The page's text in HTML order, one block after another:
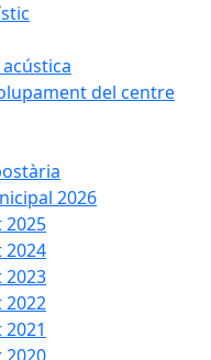
del centre
2026
2025
2024
2023
2022